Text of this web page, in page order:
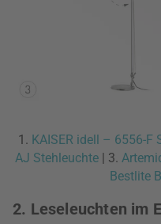
1. KAISER idell – 6556-F
AJ Stehleuchte | 3.
Bestlite
2. Leseleuchten im